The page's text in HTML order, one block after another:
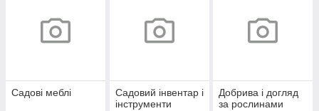
Садові меблі
Садовий інвентар і
інструменти
Добрива і догляд
за рослинами